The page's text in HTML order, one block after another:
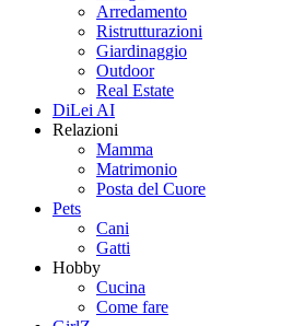
Arredamento
Ristrutturazioni
Giardinaggio
Outdoor
Real Estate
DiLei AI
Relazioni
Mamma
Matrimonio
Posta del Cuore
Pets
Cani
Gatti
Hobby
Cucina
Come fare